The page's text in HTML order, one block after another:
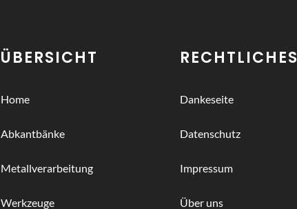
ÜBERSICHT
Home
Abkantbänke
Metallverarbeitung
Werkzeuge
RECHTLICHES
Dankeseite
Datenschutz
Impressum
Über uns